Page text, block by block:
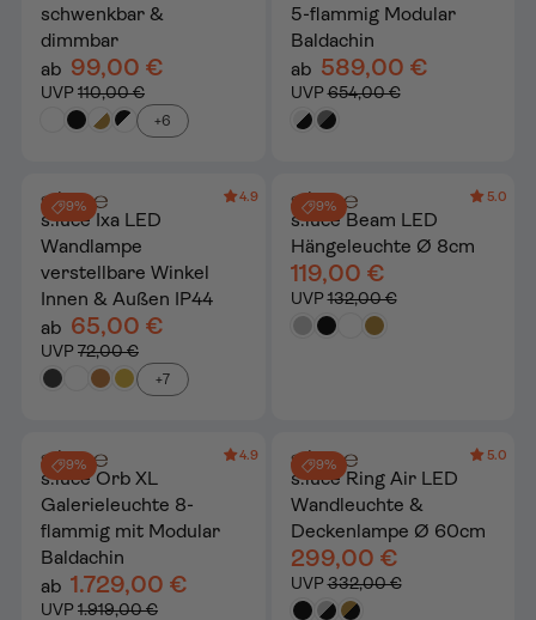
schwenkbar &
dimmbar
ab 99,00 €
UVP 110,00 €
+6
5-flammig Modular
Baldachin
ab 589,00 €
UVP654,00 €
9%
4.9
s.luce Ixa LED
Wandlampe
verstellbare Winkel
Innen & Außen IP44
ab 65,00 €
UVP 72,00 €
+7
9%
5.0
s.luce Beam LED
Hängeleuchte Ø 8cm
119,00 €
UVP132,00 €
9%
4.9
s.luce Orb XL
Galerieleuchte 8-
flammig mit Modular
Baldachin
ab 1.729,00 €
UVP 1.919,00 €
9%
5.0
s.luce Ring Air LED
Wandleuchte &
Deckenlampe Ø 60cm
299,00 €
UVP332,00 €